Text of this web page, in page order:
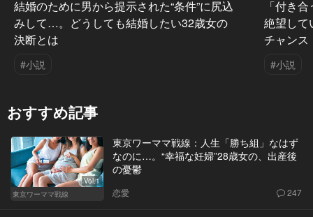
結婚のために男から提示された“条件”に尻込
みして…。どうしても結婚したい32歳女の
決断とは
#小説
「付き
絶望して
チャンス
#小説
おすすめ記事
Vol.1
東京ワーママ戦線
東京ワーママ戦線：人生「勝ち組」なはず
なのに…。“幸福な妊婦”28歳女の、出産後
の憂鬱
恋愛 247